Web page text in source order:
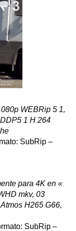
WEBRip 5 1,
1 H 264
SubRip –
para 4K en «
mkv, 03
H265 G66,
SubRip –